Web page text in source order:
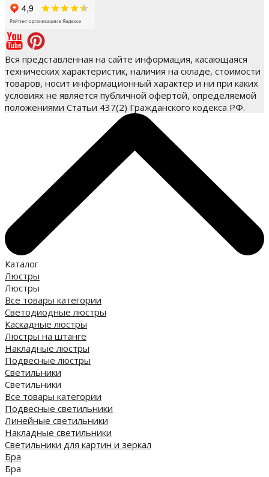
Вся представленная на сайте информация, касающаяся
технических характеристик, наличия на складе, стоимости
товаров, носит информационный характер и ни при каких
условиях не является публичной офертой, определяемой
положениями Статьи 437(2) Гражданского кодекса РФ.
Каталог
Люстры
Люстры
Все товары категории
Светодиодные люстры
Каскадные люстры
Люстры на штанге
Накладные люстры
Подвесные люстры
Светильники
Светильники
Все товары категории
Подвесные светильники
Линейные светильники
Накладные светильники
Светильники для картин и зеркал
Бра
Бра